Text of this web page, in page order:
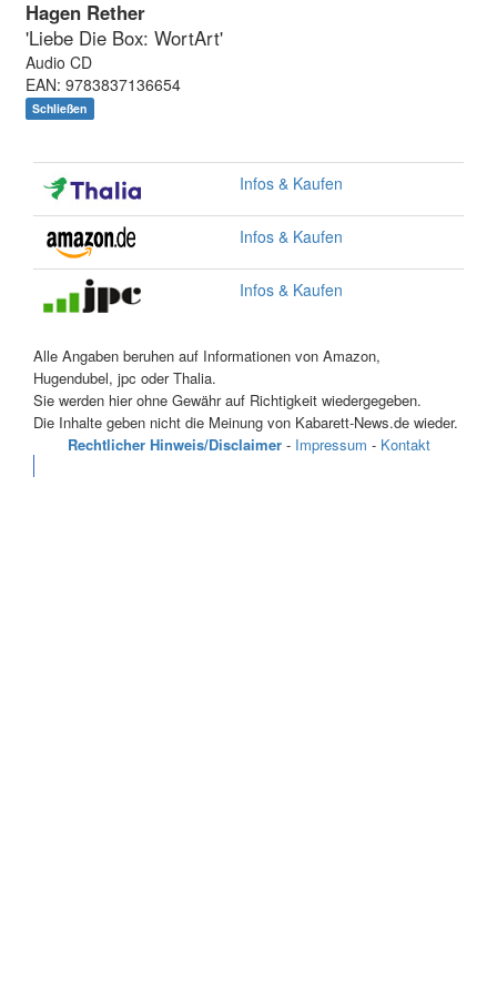
Hagen Rether
'Liebe Die Box: WortArt'
Audio CD
EAN: 9783837136654
Schließen
Infos & Kaufen
Infos & Kaufen
Infos & Kaufen
Alle Angaben beruhen auf Informationen von Amazon,
Hugendubel, jpc oder Thalia.
Sie werden hier ohne Gewähr auf Richtigkeit wiedergegeben.
Die Inhalte geben nicht die Meinung von Kabarett-News.de wieder.
Rechtlicher Hinweis/Disclaimer- Impressum - Kontakt